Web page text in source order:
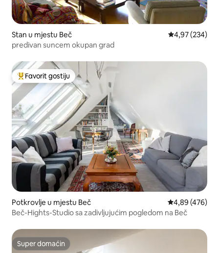
Stan u mjestu Beč prosječna
4,97 (234)
predivan suncem okupan grad
Glavni favorit gostiju
Favorit gostiju
Potkrovlje u mjestu Beč prosječna
4,89 (476)
Beč-Hights-Studio sa zadivljujućim pogledom na Beč
Super domaćin
Super domaćin